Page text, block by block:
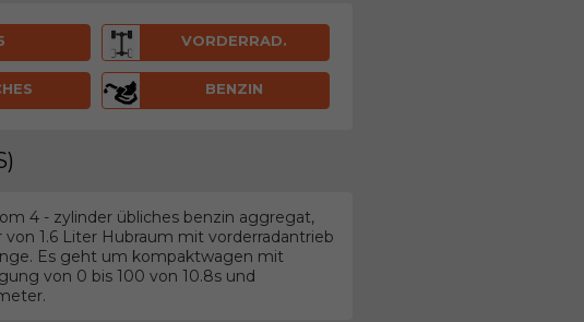
VORDERRAD.
BENZIN
4 - zylinder übliches benzin aggregat,
1.6 Liter Hubraum mit vorderradantrieb
Es geht um kompaktwagen mit
von 0 bis 100 von 10.8s und